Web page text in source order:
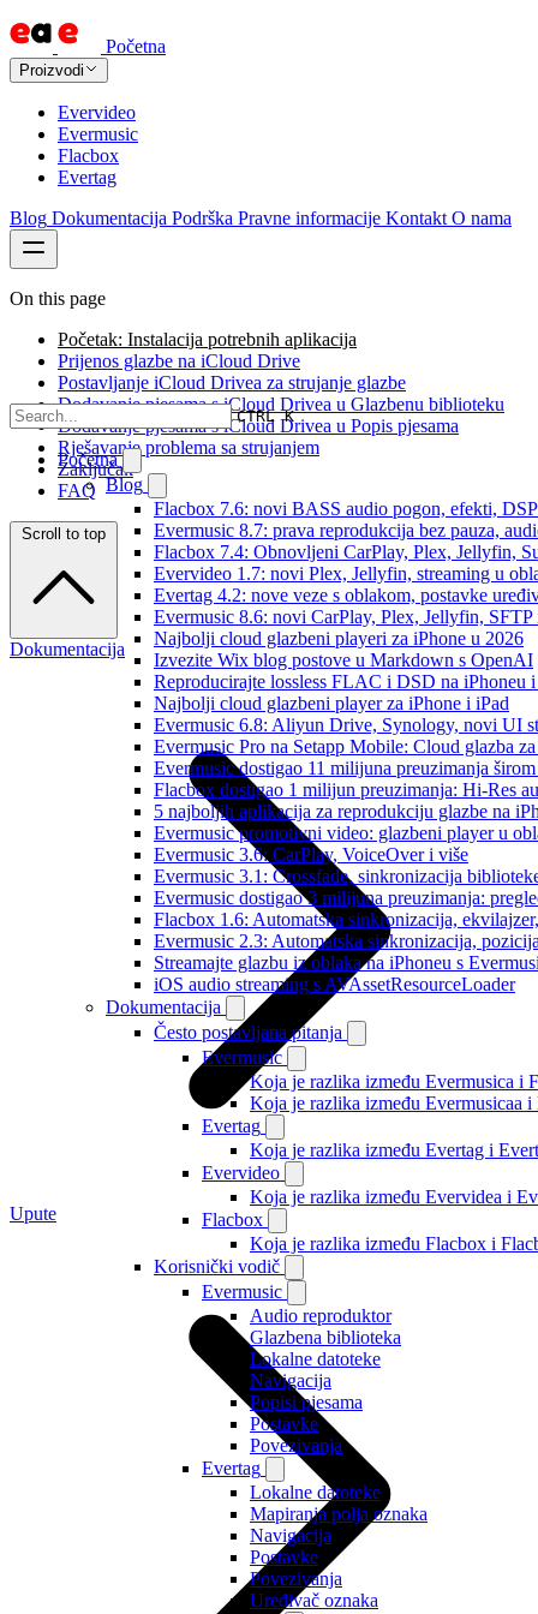
Početna
Proizvodi
Evervideo
Evermusic
Flacbox
Evertag
Blog Dokumentacija Podrška Pravne informacije Kontakt O nama
CTRL K
Početna
Blog
Flacbox 7.6: novi BASS audio pogon, efekti,
Evermusic 8.7: prava reprodukcija bez pauza,
Flacbox 7.4: Obnovljeni CarPlay, Plex, Jellyfin,
Evervideo 1.7: novi Plex, Jellyfin, streaming u
Evertag 4.2: nove veze s oblakom, postavke
Evermusic 8.6: novi CarPlay, Plex, Jellyfin,
Najbolji cloud glazbeni playeri za iPhone u 2026
Izvezite Wix blog postove u Markdown s OpenAI
Reproducirajte lossless FLAC i DSD na iPhoneu
Najbolji cloud glazbeni player za iPhone i iPad
Evermusic 6.8: Aliyun Drive, Synology, novi UI
Evermusic Pro na Setapp Mobile: Cloud glazba
Evermusic dostigao 11 milijuna preuzimanja
Flacbox dostigao 1 milijun preuzimanja: Hi-Res
5 najboljih aplikacija za reprodukciju glazbe na
Evermusic promotivni video: glazbeni player u
Evermusic 3.6: CarPlay, VoiceOver i više
Evermusic 3.1: Crossfade, sinkronizacija
Evermusic dostigao 3 milijuna preuzimanja:
Flacbox 1.6: Automatska sinkronizacija,
Evermusic 2.3: Automatska sinkronizacija,
Streamajte glazbu iz oblaka na iPhoneu s
iOS audio streaming s AVAssetResourceLoader
Dokumentacija
Često postavljana pitanja
Evermusic
Koja je razlika između Evermusica i
Koja je razlika između Evermusicaa i
Evertag
Koja je razlika između Evertag i
Evervideo
Koja je razlika između Evervidea i
Flacbox
Koja je razlika između Flacbox i
Korisnički vodič
Evermusic
Audio reproduktor
Glazbena biblioteka
Lokalne datoteke
Navigacija
Popisi pjesama
Postavke
Povezivanja
Evertag
Lokalne datoteke
Mapiranja polja oznaka
Navigacija
Postavke
Povezivanja
Uređivač oznaka
On this page
Početak: Instalacija potrebnih aplikacija
Prijenos glazbe na iCloud Drive
Postavljanje iCloud Drivea za strujanje glazbe
Dodavanje pjesama s iCloud Drivea u Glazbenu biblioteku
Dodavanje pjesama s iCloud Drivea u Popis pjesama
Rješavanje problema sa strujanjem
Zaključak
FAQ
Scroll to top
Dokumentacija
Upute